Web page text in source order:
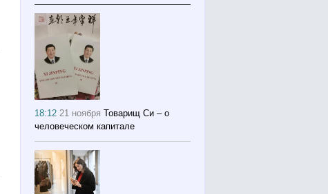
18:1221 ноября Товарищ Си – о
человеческом капитале